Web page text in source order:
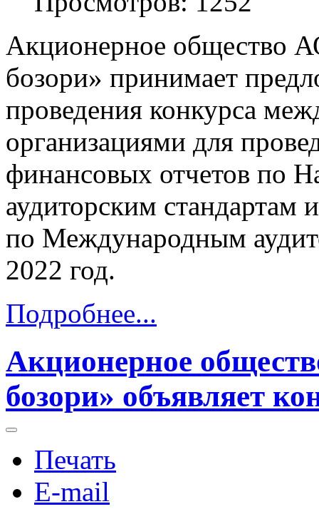
Акционерное общество
бозори» принимает
проведения конкурса
организациями для
финансовых отчетов по
аудиторским стандартам
по Международным
2022 год.
Подробнее...
Акционерное
бозори» объявляет
Печать
E-mail